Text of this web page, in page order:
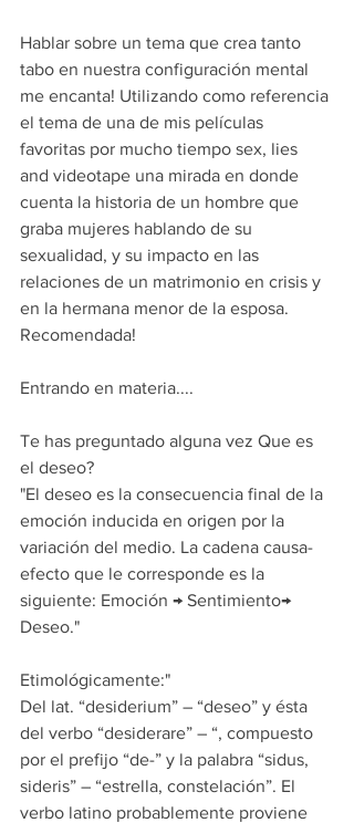
Hablar sobre un tema que crea tanto
tabo en nuestra configuración mental
me encanta! Utilizando como referencia
el tema de una de mis películas
favoritas por mucho tiempo sex, lies
and videotape una mirada en donde
cuenta la historia de un hombre que
graba mujeres hablando de su
sexualidad, y su impacto en las
relaciones de un matrimonio en crisis y
en la hermana menor de la esposa.
Recomendada!
Entrando en materia....
Te has preguntado alguna vez Que es
el deseo?
"El deseo es la consecuencia final de la
emoción inducida en origen por la
variación del medio. La cadena causa-
efecto que le corresponde es la
siguiente: Emoción → Sentimiento→
Deseo."
Etimológicamente:"
Del lat. “desiderium” – “deseo” y ésta
del verbo “desiderare” – “, compuesto
por el prefijo “de-” y la palabra “sidus,
sideris” – “estrella, constelación”. El
verbo latino probablemente proviene